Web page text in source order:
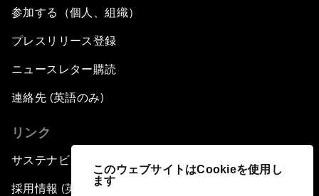
このウェブサイトはCookieを使用し
ます
参加する（個人、組織）
プレスリリース登録
ニュースレター購読
連絡先 (英語のみ)
リンク
サステナビリティへの取り組み
採用情報 (英語のみ)